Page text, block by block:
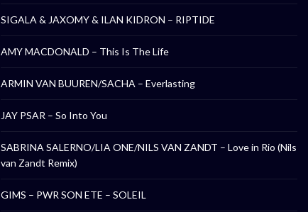
SIGALA & JAXOMY & ILAN KIDRON – RIPTIDE
AMY MACDONALD – This Is The Life
ARMIN VAN BUUREN/SACHA – Everlasting
JAY PSAR – So Into You
SABRINA SALERNO/LIA ONE/NILS VAN ZANDT – Love in Rio (Nils
van Zandt Remix)
GIMS – PWR SON ETE – SOLEIL